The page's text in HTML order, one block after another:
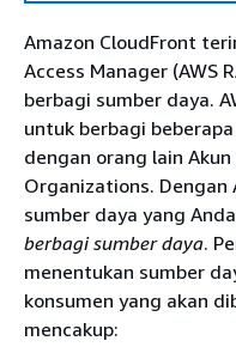
Amazon CloudFront
Access Manager (AWS
berbagi sumber daya.
untuk berbagi
dengan orang lain Akun
Organizations. Dengan
sumber daya yang
berbagi sumber daya.
menentukan sumber
konsumen yang akan
mencakup: